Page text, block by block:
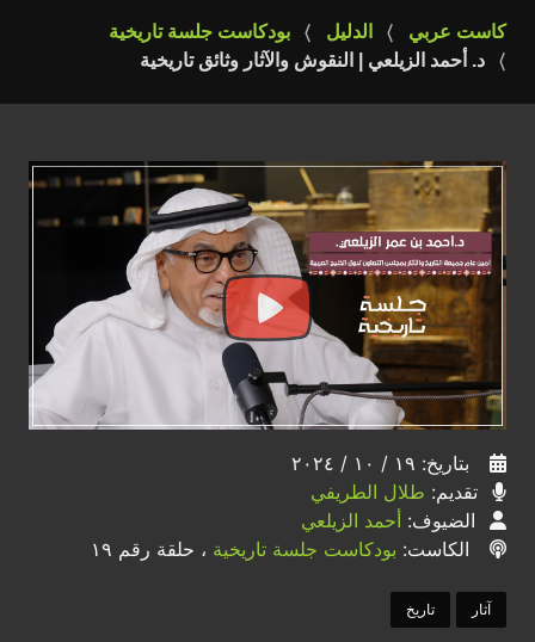
كاست عربي الدليل
بودكاست جلسة تاريخية
د. أحمد الزيلعي | النقوش والآثار وثائق تاريخية
بتاريخ: ١٩ / ١٠ / ٢٠٢٤
تقديم: طلال الطريفي
الضيوف: أحمد الزيلعي
الكاست: بودكاست جلسة تاريخية ، حلقة رقم ١٩
آثار تاريخ